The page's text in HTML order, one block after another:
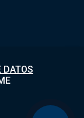
DATOS